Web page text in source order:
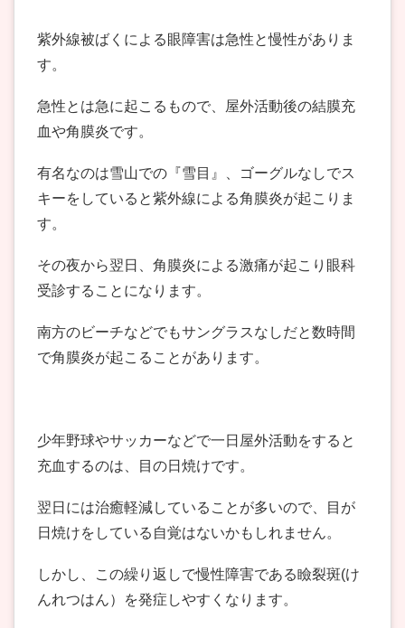
紫外線被ばくによる眼障害は急性と慢性がありま
す。
急性とは急に起こるもので、屋外活動後の結膜充
血や角膜炎です。
有名なのは雪山での『雪目』、ゴーグルなしでス
キーをしていると紫外線による角膜炎が起こりま
す。
その夜から翌日、角膜炎による激痛が起こり眼科
受診することになります。
南方のビーチなどでもサングラスなしだと数時間
で角膜炎が起こることがあります。
少年野球やサッカーなどで一日屋外活動をすると
充血するのは、目の日焼けです。
翌日には治癒軽減していることが多いので、目が
日焼けをしている自覚はないかもしれません。
しかし、この繰り返しで慢性障害である瞼裂斑(け
んれつはん）を発症しやすくなります。